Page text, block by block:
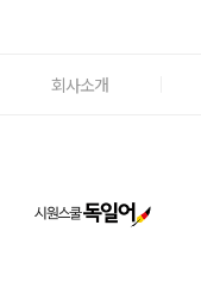
회사소개